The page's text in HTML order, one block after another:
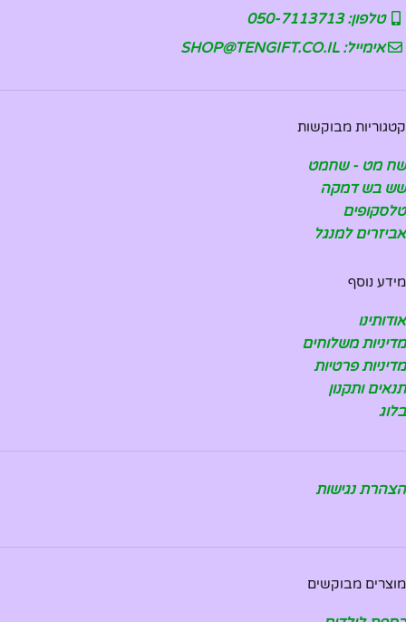
טלפון: 050-7113713
אימייל: SHOP@TENGIFT.CO.IL
קטגוריות מבוקשות
שח מט - שחמט
שש בש דמקה
טלסקופים
אביזרים למנגל
מידע נוסף
אודותינו
מדיניות משלוחים
מדיניות פרטיות
תנאים ותקנון
בלוג
הצהרת נגישות
מוצרים מבוקשים